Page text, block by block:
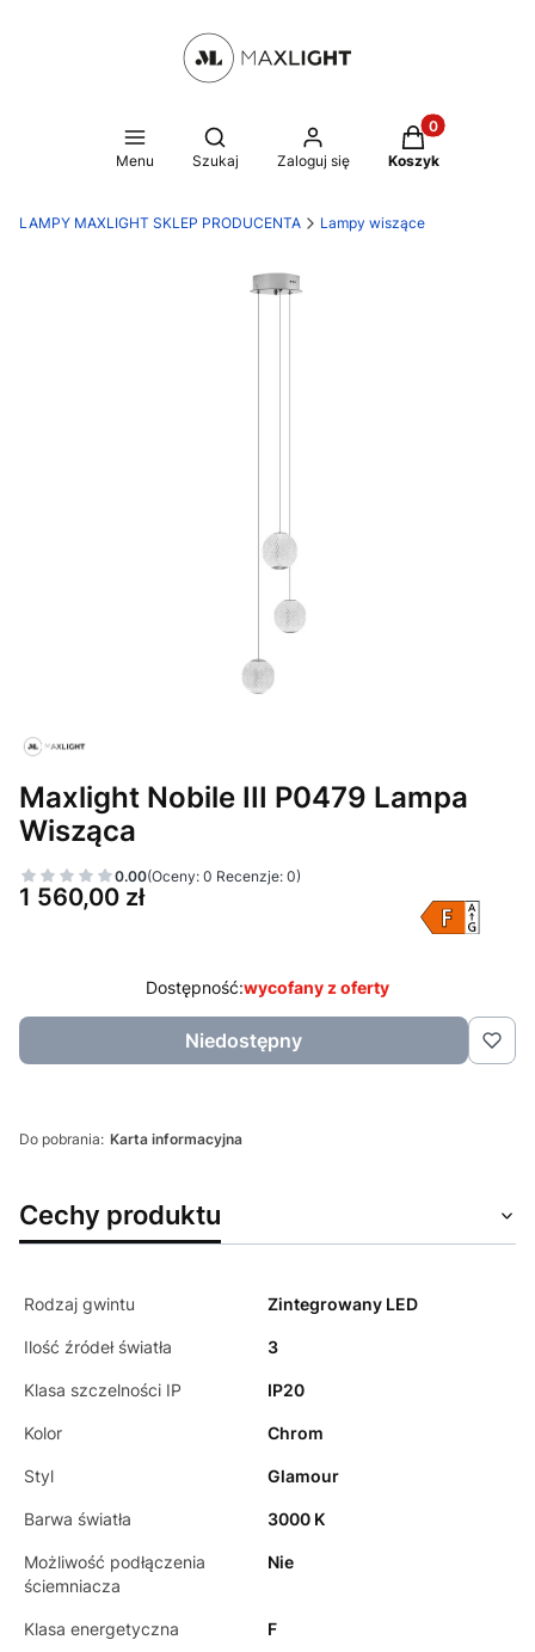
Menu
Otwórz wyszukiwarkę
Szukaj Zaloguj się
Produkty w
Koszyk
LAMPY MAXLIGHT SKLEP PRODUCENTA Lampy wiszące
Maxlight Nobile III P0479 Lampa
Wisząca
0.00(Oceny: 0 Recenzje: 0)
Cena
1 560,00 zł
Dostępność:wycofany z oferty
Niedostępny
Do pobrania: Karta informacyjna
Cechy produktu
Rodzaj gwintu Zintegrowany LED
Ilość źródeł światła 3
Klasa szczelności IP IP20
Kolor Chrom
Styl Glamour
Barwa światła 3000 K
Możliwość podłączenia
ściemniacza
Nie
Klasa energetyczna F